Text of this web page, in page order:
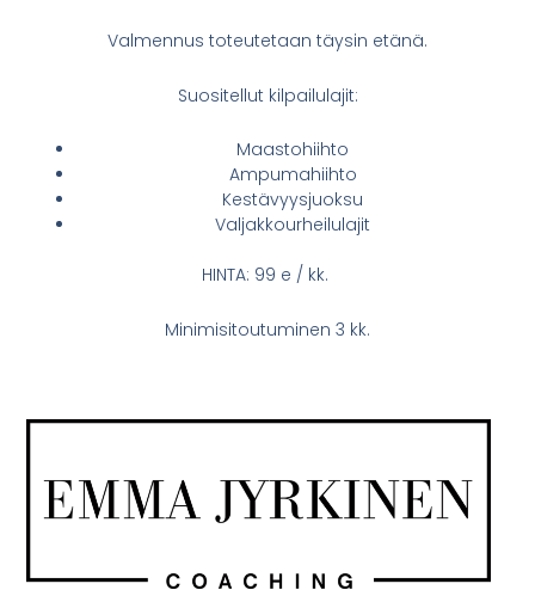
Valmennus toteutetaan täysin etänä.
Suositellut kilpailulajit:
Maastohiihto
Ampumahiihto
Kestävyysjuoksu
Valjakkourheilulajit
HINTA: 99 e / kk.
Minimisitoutuminen 3 kk.